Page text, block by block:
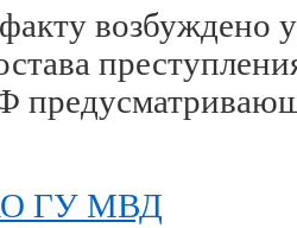
возбуждено
ГУ МВД